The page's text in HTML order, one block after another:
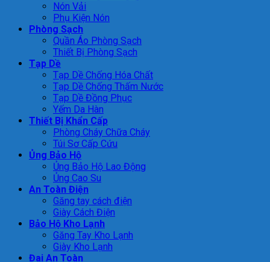
Nón Vải
Phụ Kiện Nón
Phòng Sạch
Quần Áo Phòng Sạch
Thiết Bị Phòng Sạch
Tạp Dề
Tạp Dề Chống Hóa Chất
Tạp Dề Chống Thấm Nước
Tạp Dề Đồng Phục
Yếm Da Hàn
Thiết Bị Khẩn Cấp
Phòng Cháy Chữa Cháy
Túi Sơ Cấp Cứu
Ủng Bảo Hộ
Ủng Bảo Hộ Lao Động
Ủng Cao Su
An Toàn Điện
Găng tay cách điện
Giày Cách Điện
Bảo Hộ Kho Lạnh
Găng Tay Kho Lạnh
Giày Kho Lạnh
Đai An Toàn